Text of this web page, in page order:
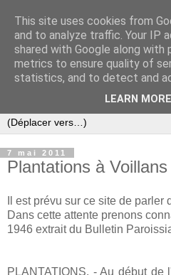
7 mai 2011
Plantations à Voillans
Il est prévu sur ce site de
Dans cette attente prenons
1946 extrait du Bulletin
PLANTATIONS. - Au début
This site uses cookies from
and to analyze traffic. Your IP
shared with Google along with
metrics to ensure quality of
statistics, and to detect and
LEARN MORE